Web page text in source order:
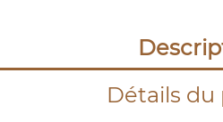
Détails